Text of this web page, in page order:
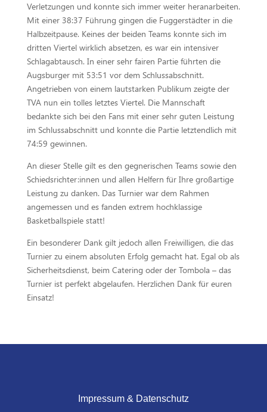
Verletzungen und konnte sich immer weiter heranarbeiten.
Mit einer 38:37 Führung gingen die Fuggerstädter in die
Halbzeitpause. Keines der beiden Teams konnte sich im
dritten Viertel wirklich absetzen, es war ein intensiver
Schlagabtausch. In einer sehr fairen Partie führten die
Augsburger mit 53:51 vor dem Schlussabschnitt.
Angetrieben von einem lautstarken Publikum zeigte der
TVA nun ein tolles letztes Viertel. Die Mannschaft
bedankte sich bei den Fans mit einer sehr guten Leistung
im Schlussabschnitt und konnte die Partie letztendlich mit
74:59 gewinnen.
An dieser Stelle gilt es den gegnerischen Teams sowie den
Schiedsrichter:innen und allen Helfern für Ihre großartige
Leistung zu danken. Das Turnier war dem Rahmen
angemessen und es fanden extrem hochklassige
Basketballspiele statt!
Ein besonderer Dank gilt jedoch allen Freiwilligen, die das
Turnier zu einem absoluten Erfolg gemacht hat. Egal ob als
Sicherheitsdienst, beim Catering oder der Tombola – das
Turnier ist perfekt abgelaufen. Herzlichen Dank für euren
Einsatz!
Impressum & Datenschutz